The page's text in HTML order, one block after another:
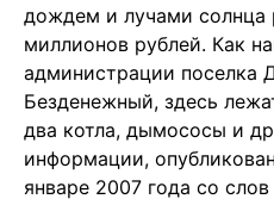
дождем и лучами солнца
миллионов рублей. Как
администрации поселка
Безденежный, здесь
два котла, дымососы и
информации,
январе 2007 года со